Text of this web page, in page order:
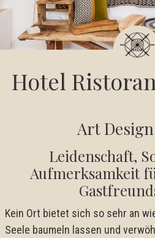
Hotel
Art
Leidenschaft,
Aufmerksamkeit
Kein Ort bietet sich so sehr an
Seele baumeln lassen und